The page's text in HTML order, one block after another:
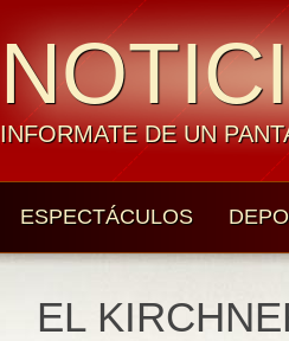
INFORMATE DE UN
ESPECTÁCULOS
EL